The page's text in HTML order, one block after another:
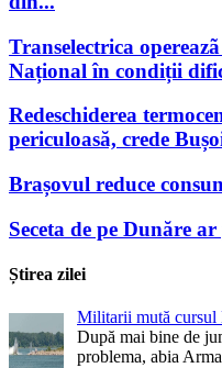
Transelectrica
Național în condiții
Redeschiderea
periculoasă, crede
Brașovul reduce
Seceta de pe Dunăre
Știrea zilei
Militarii mută cursul
După mai bine de
problema, abia